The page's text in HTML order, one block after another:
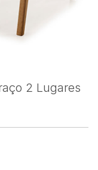
2 Lugares